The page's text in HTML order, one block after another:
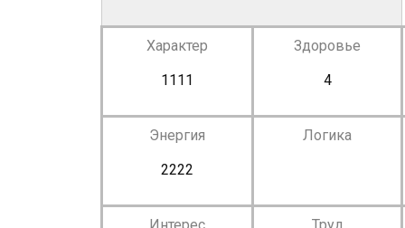
Характер
1111
Здоровье
4
Энергия
2222
Логика